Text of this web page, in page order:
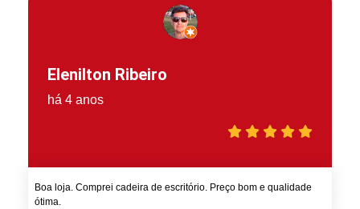
Elenilton Ribeiro
há 4 anos
Boa loja. Comprei cadeira de escritório. Preço bom e qualidade
ótima.